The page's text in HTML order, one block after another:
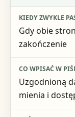
Gdy obie
zakończenie
Uzgodnioną
mienia i